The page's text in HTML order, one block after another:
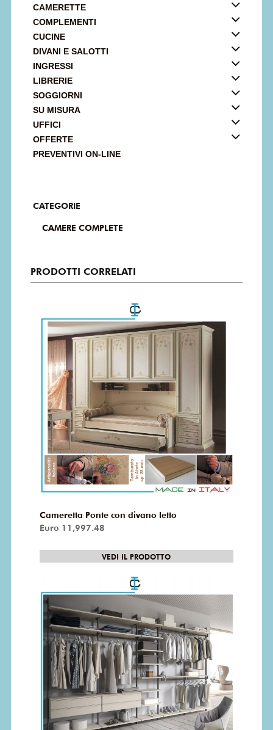
CAMERETTE
COMPLEMENTI
CUCINE
DIVANI E SALOTTI
INGRESSI
LIBRERIE
SOGGIORNI
SU MISURA
UFFICI
OFFERTE
PREVENTIVI ON-LINE
CATEGORIE
CAMERE COMPLETE
PRODOTTI CORRELATI
Cameretta Ponte con divano letto
Euro 11,997.48
VEDI IL PRODOTTO